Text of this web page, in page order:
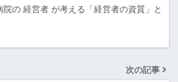
院の 経営者 が考える「経営者の資質」と
次の記事